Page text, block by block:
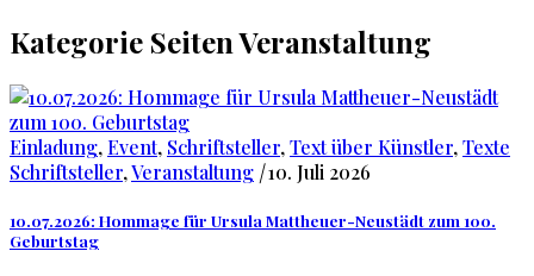
Kategorie Seiten Veranstaltung
Einladung,Event, Schriftsteller,Text über Künstler,Texte
Schriftsteller,Veranstaltung |10. Juli 2026
10.07.2026: Hommage für Ursula Mattheuer-Neustädt zum 100.
Geburtstag